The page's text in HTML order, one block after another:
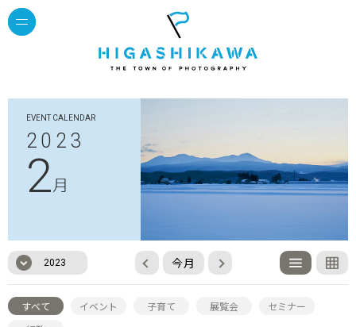
EVENT CALENDAR
2023
2月
2023 今月
すべて イベント 子育て 展覧会
セミナー